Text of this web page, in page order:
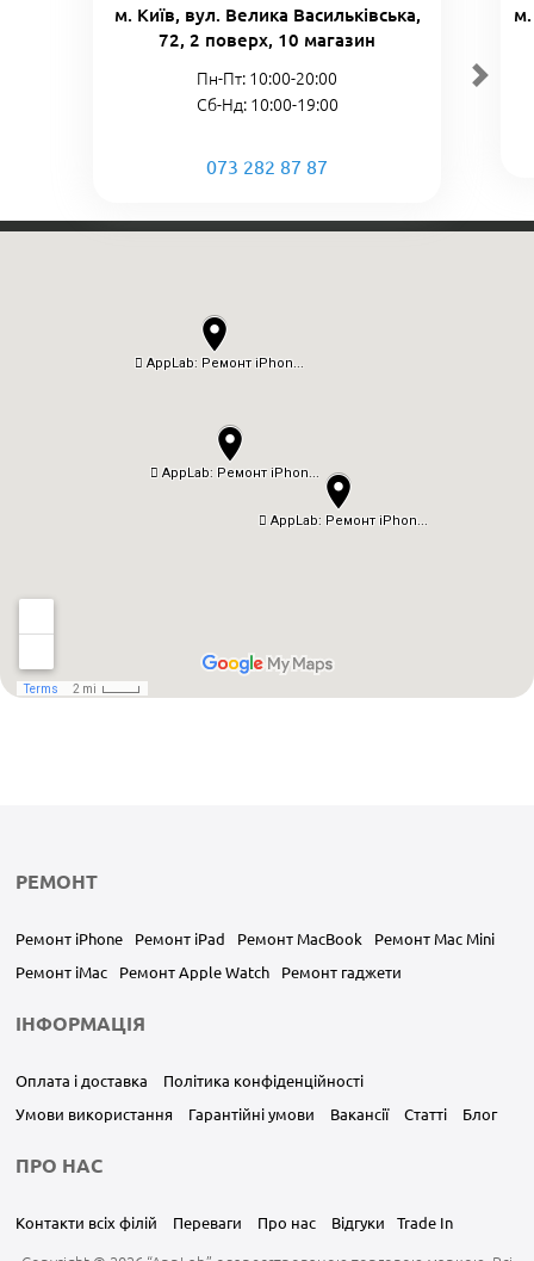
м. Київ, вул. Велика Васильківська,
72, 2 поверх, 10 магазин
Пн-Пт: 10:00-20:00
Сб-Нд: 10:00-19:00
073 282 87 87
РЕМОНТ
Ремонт iPhone Ремонт iPad Ремонт MacBook
Ремонт Mac Mini
Ремонт iMac
Ремонт Apple Watch Ремонт гаджети
ІНФОРМАЦІЯ
Оплата і доставка
Політика конфіденційності
Умови використання
Гарантійні умови Вакансії Статті Блог
ПРО НАС
Контакти всіх філій Переваги Про нас Відгуки Trade In